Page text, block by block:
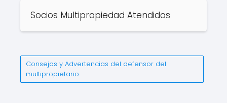
Socios Multipropiedad Atendidos
Consejos y Advertencias del defensor del
multipropietario